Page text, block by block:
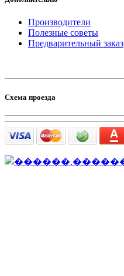
Производители
Полезные советы
Предварительный заказ
Схема проезда